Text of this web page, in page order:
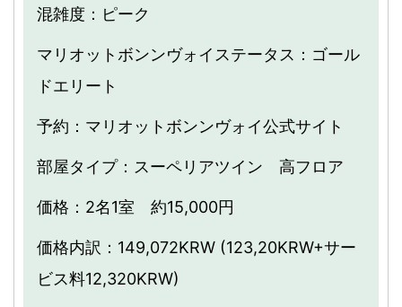
混雑度：ピーク
マリオットボンンヴォイステータス：ゴール
ドエリート
予約：マリオットボンンヴォイ公式サイト
部屋タイプ：スーペリアツイン 高フロア
価格：2名1室 約15,000円
価格内訳：149,072KRW (123,20KRW+サー
ビス料12,320KRW)